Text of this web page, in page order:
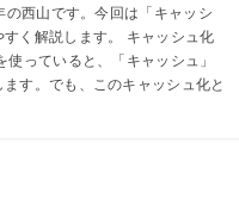
の西山です。今回は「キャッシ
すく解説します。 キャッシュ化
っていると、「キャッシュ」
す。でも、このキャッシュ化と